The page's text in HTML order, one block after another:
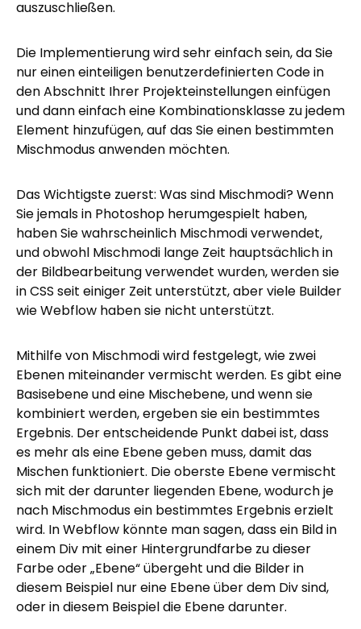
auszuschließen.
Die Implementierung wird sehr einfach sein, da Sie
nur einen einteiligen benutzerdefinierten Code in
den Abschnitt Ihrer Projekteinstellungen einfügen
und dann einfach eine Kombinationsklasse zu jedem
Element hinzufügen, auf das Sie einen bestimmten
Mischmodus anwenden möchten.
Das Wichtigste zuerst: Was sind Mischmodi? Wenn
Sie jemals in Photoshop herumgespielt haben,
haben Sie wahrscheinlich Mischmodi verwendet,
und obwohl Mischmodi lange Zeit hauptsächlich in
der Bildbearbeitung verwendet wurden, werden sie
in CSS seit einiger Zeit unterstützt, aber viele Builder
wie Webflow haben sie nicht unterstützt.
Mithilfe von Mischmodi wird festgelegt, wie zwei
Ebenen miteinander vermischt werden. Es gibt eine
Basisebene und eine Mischebene, und wenn sie
kombiniert werden, ergeben sie ein bestimmtes
Ergebnis. Der entscheidende Punkt dabei ist, dass
es mehr als eine Ebene geben muss, damit das
Mischen funktioniert. Die oberste Ebene vermischt
sich mit der darunter liegenden Ebene, wodurch je
nach Mischmodus ein bestimmtes Ergebnis erzielt
wird. In Webflow könnte man sagen, dass ein Bild in
einem Div mit einer Hintergrundfarbe zu dieser
Farbe oder „Ebene“ übergeht und die Bilder in
diesem Beispiel nur eine Ebene über dem Div sind,
oder in diesem Beispiel die Ebene darunter.